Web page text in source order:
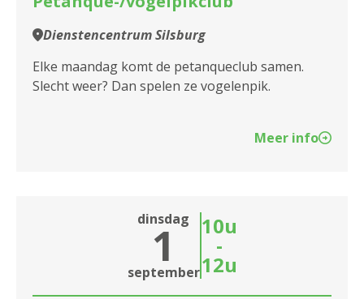
2140 Borgerhout
2170 Merksem
2950 Kapellen
Dienstencentrum Silsburg
Elke maandag komt de petanqueclub samen.
Slecht weer? Dan spelen ze vogelenpik.
Meer info
dinsdag
1
september
10u
-
12u